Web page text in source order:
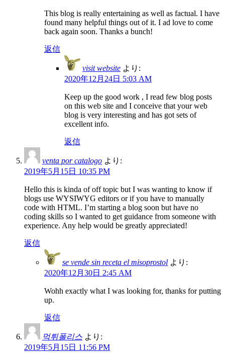
This blog is really entertaining as well as factual. I have
found many helpful things out of it. I ad love to come
back again soon. Thanks a bunch!
返信
visit website より:
2020年12月24日 5:03 AM
Keep up the good work , I read few blog posts
on this web site and I conceive that your web
blog is very interesting and has got sets of
excellent info.
返信
venta por catalogo より:
2019年5月15日 10:35 PM
Hello this is kinda of off topic but I was wanting to know if
blogs use WYSIWYG editors or if you have to manually
code with HTML. I’m starting a blog soon but have no
coding skills so I wanted to get guidance from someone with
experience. Any help would be greatly appreciated!
返信
se vende sin receta el misoprostol より:
2020年12月30日 2:45 AM
Wohh exactly what I was looking for, thanks for putting
up.
返信
먹튀폴리스 より:
2019年5月15日 11:56 PM